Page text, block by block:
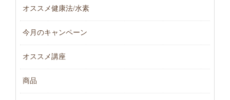
オススメ健康法/水素
今月のキャンペーン
オススメ講座
商品